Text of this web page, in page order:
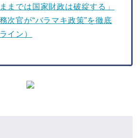
ままでは国家財政は破綻する」
次官が“バラマキ政策”を徹底
イン）